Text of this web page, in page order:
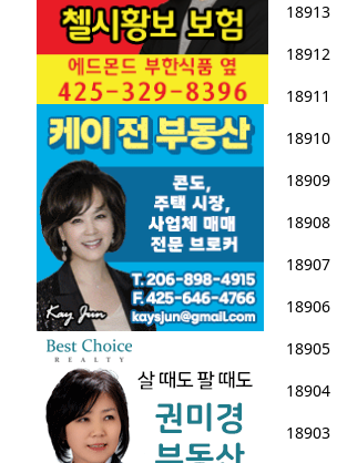
18913
18912
18911
18910
18909
18908
18907
18906
18905
18904
18903